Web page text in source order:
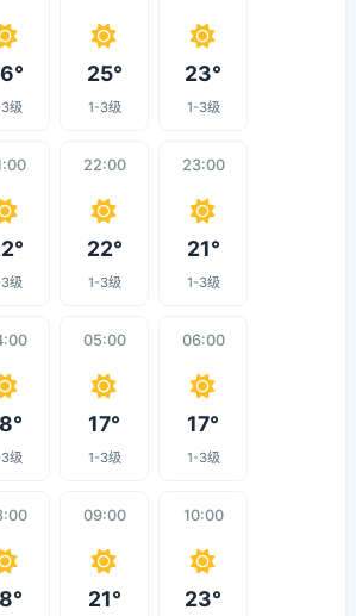
级
25°
1-3级
23°
1-3级
级
22:00
22°
1-3级
23:00
21°
1-3级
级
05:00
17°
1-3级
06:00
17°
1-3级
09:00
21°
10:00
23°